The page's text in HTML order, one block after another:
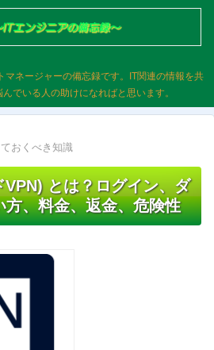
マネージャーの備忘録です。IT関連の情報を共
でいる人の助けになればと思います。
おくべき知識
とは？ログイン、ダ
方、料金、返金、危険性